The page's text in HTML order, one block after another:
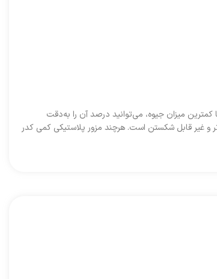
با کمترین میزان جیوه، می‌توانید درصد آن را به‌دقت
و غیر قابل شکستن است. هرچند مزور پلاستیکی کمی کدر